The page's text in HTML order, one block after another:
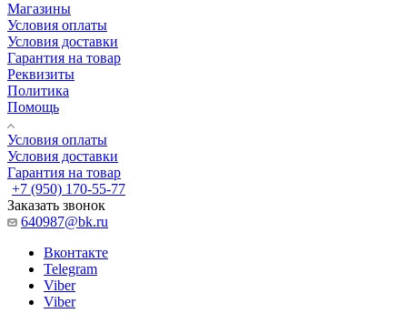
Магазины
Условия оплаты
Условия доставки
Гарантия на товар
Реквизиты
Политика
Помощь
Условия оплаты
Условия доставки
Гарантия на товар
+7 (950) 170-55-77
Заказать звонок
640987@bk.ru
Вконтакте
Telegram
Viber
Viber